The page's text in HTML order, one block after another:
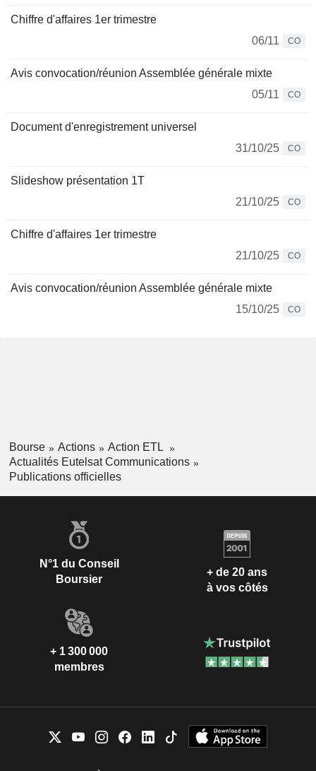
Chiffre d'affaires 1er trimestre
06/11
CO
Avis convocation/réunion Assemblée générale mixte
05/11
CO
Document d'enregistrement universel
31/10/25
CO
Slideshow présentation 1T
21/10/25
CO
Chiffre d'affaires 1er trimestre
21/10/25
CO
Avis convocation/réunion Assemblée générale mixte
15/10/25
CO
Bourse Actions
Action ETL
Actualités Eutelsat Communications
Publications officielles
N°1 du Conseil
Boursier
+ de 20 ans
à vos côtés
+ 1 300 000
membres